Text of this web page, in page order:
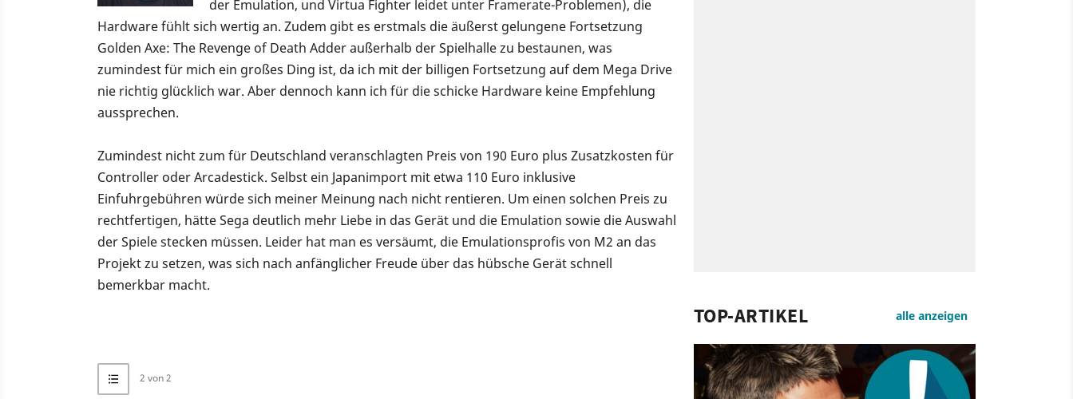
der Emulation, und Virtua Fighter leidet unter Framerate-Problemen), die
Hardware fühlt sich wertig an. Zudem gibt es erstmals die äußerst gelungene Fortsetzung
Golden Axe: The Revenge of Death Adder außerhalb der Spielhalle zu bestaunen, was
zumindest für mich ein großes Ding ist, da ich mit der billigen Fortsetzung auf dem Mega Drive
nie richtig glücklich war. Aber dennoch kann ich für die schicke Hardware keine Empfehlung
aussprechen.
Zumindest nicht zum für Deutschland veranschlagten Preis von 190 Euro plus Zusatzkosten für
Controller oder Arcadestick. Selbst ein Japanimport mit etwa 110 Euro inklusive
Einfuhrgebühren würde sich meiner Meinung nach nicht rentieren. Um einen solchen Preis zu
rechtfertigen, hätte Sega deutlich mehr Liebe in das Gerät und die Emulation sowie die Auswahl
der Spiele stecken müssen. Leider hat man es versäumt, die Emulationsprofis von M2 an das
Projekt zu setzen, was sich nach anfänglicher Freude über das hübsche Gerät schnell
bemerkbar macht.
2 von 2
TOP-ARTIKEL alle anzeigen